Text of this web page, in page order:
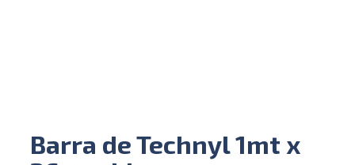
Barra de Technyl 1mt x